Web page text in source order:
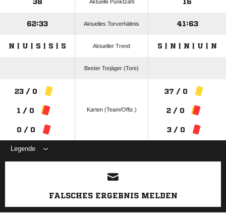
38 Aktuelle Punktzahl 16
62:33 Aktuelles Torverhältnis 41:63
N | U | S | S | S Aktueller Trend S | N | N | U | N
Bester Torjäger (Tore)
23 / 0
1 / 0
0 / 0
Karten (Team/Offiz.)
37 / 0
2 / 0
3 / 0
Legende
ANZEIGE
FALSCHES ERGEBNIS MELDEN